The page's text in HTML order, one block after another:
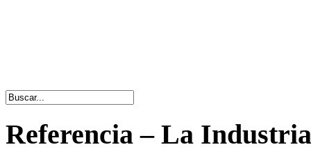
Referencia – La